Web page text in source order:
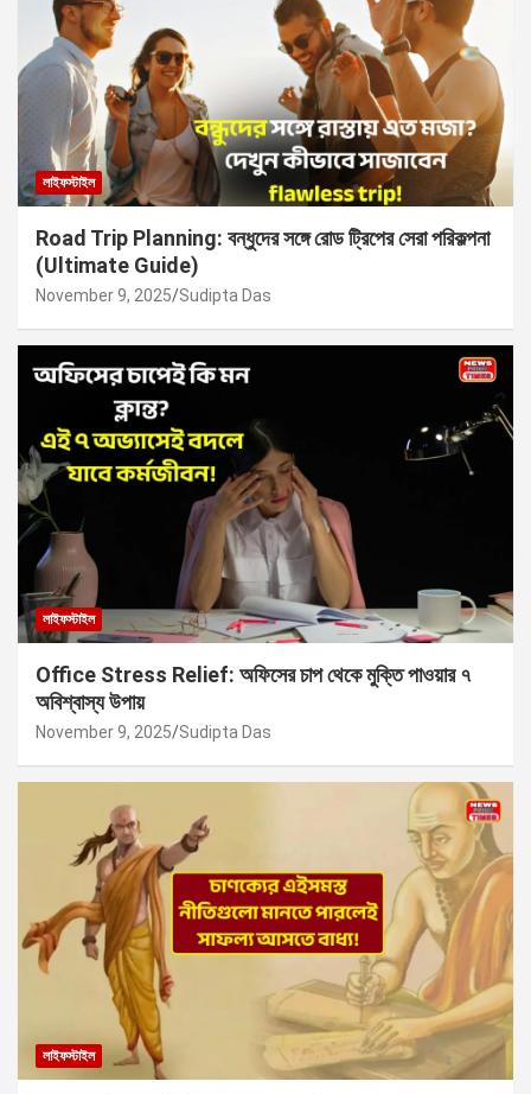
লাইফস্টাইল
Road Trip Planning: বন্ধুদের সঙ্গে রোড ট্রিপের সেরা পরিকল্পনা
(Ultimate Guide)
November 9, 2025 Sudipta Das
লাইফস্টাইল
Office Stress Relief: অফিসের চাপ থেকে মুক্তি পাওয়ার ৭
অবিশ্বাস্য উপায়
November 9, 2025 Sudipta Das
লাইফস্টাইল